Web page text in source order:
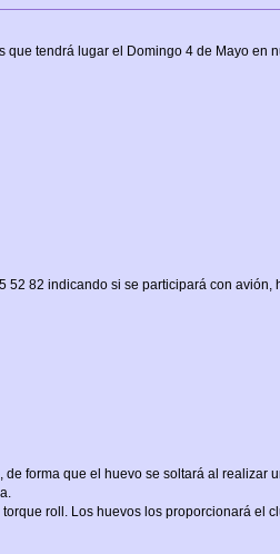
tendrá lugar el Domingo 4 de Mayo en
52 82 indicando si se participará con avión,
forma que el huevo se soltará al realizar
roll. Los huevos los proporcionará el